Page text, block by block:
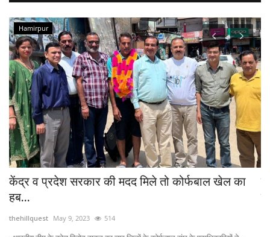
Hamirpur
केंद्र व प्रदेश सरकार की मदद मिले तो कोर्फबाल खेल का
हब...
thehillquest May 9, 2023 514